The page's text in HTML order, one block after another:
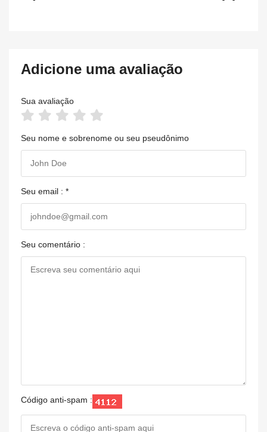
Adicione uma avaliação
Sua avaliação
Seu nome e sobrenome ou seu pseudônimo
Seu email : *
Seu comentário :
Código anti-spam :